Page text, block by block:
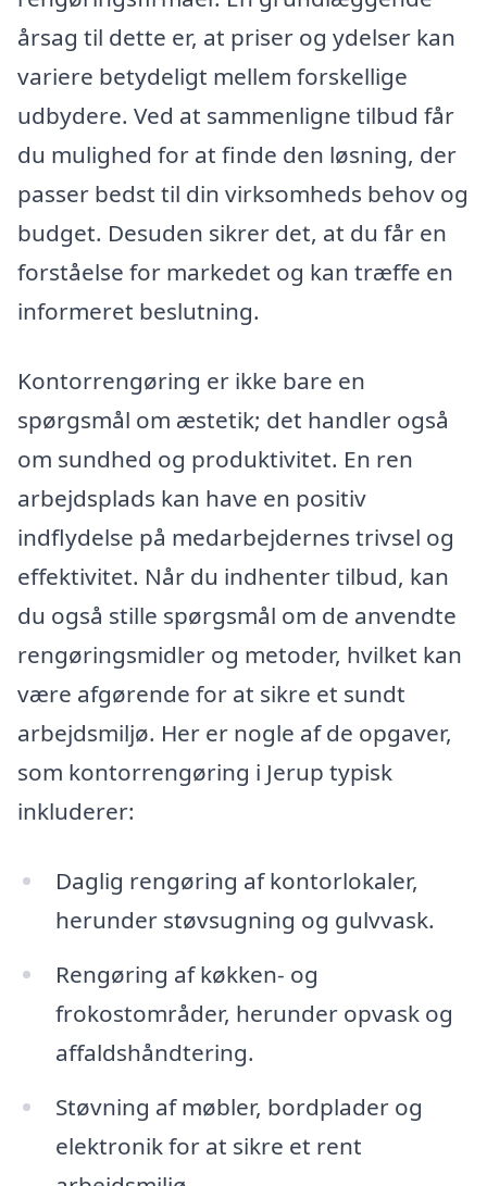
årsag til dette er, at priser og ydelser kan
variere betydeligt mellem forskellige
udbydere. Ved at sammenligne tilbud får
du mulighed for at finde den løsning, der
passer bedst til din virksomheds behov og
budget. Desuden sikrer det, at du får en
forståelse for markedet og kan træffe en
informeret beslutning.
Kontorrengøring er ikke bare en
spørgsmål om æstetik; det handler også
om sundhed og produktivitet. En ren
arbejdsplads kan have en positiv
indflydelse på medarbejdernes trivsel og
effektivitet. Når du indhenter tilbud, kan
du også stille spørgsmål om de anvendte
rengøringsmidler og metoder, hvilket kan
være afgørende for at sikre et sundt
arbejdsmiljø. Her er nogle af de opgaver,
som kontorrengøring i Jerup typisk
inkluderer:
Daglig rengøring af kontorlokaler,
herunder støvsugning og gulvvask.
Rengøring af køkken- og
frokostområder, herunder opvask og
affaldshåndtering.
Støvning af møbler, bordplader og
elektronik for at sikre et rent